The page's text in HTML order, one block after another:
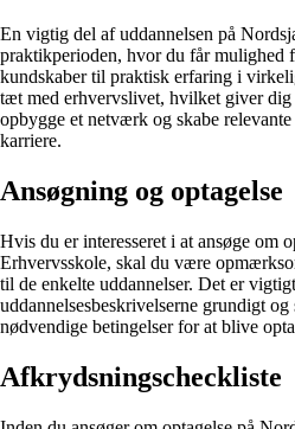
En vigtig del af uddannelsen på
praktikperioden, hvor du får mulighed
kundskaber til praktisk erfaring i
tæt med erhvervslivet, hvilket giver
opbygge et netværk og skabe
karriere.
Ansøgning og optagelse
Hvis du er interesseret i at ansøge om
Erhvervsskole, skal du være
til de enkelte uddannelser. Det er
uddannelsesbeskrivelserne grundigt
nødvendige betingelser for at blive
Afkrydsningscheckliste